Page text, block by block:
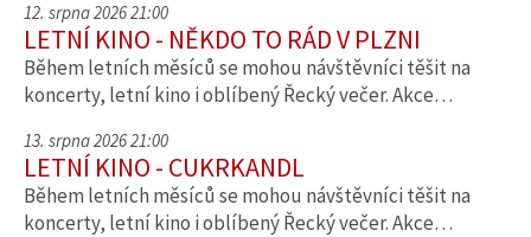
12. srpna 2026 21:00
LETNÍ KINO - NĚKDO TO RÁD V PLZNI
Během letních měsíců se mohou návštěvníci těšit na
koncerty, letní kino i oblíbený Řecký večer. Akce…
13. srpna 2026 21:00
LETNÍ KINO - CUKRKANDL
Během letních měsíců se mohou návštěvníci těšit na
koncerty, letní kino i oblíbený Řecký večer. Akce…